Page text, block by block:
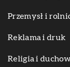
Przemysł i
Reklama i druk
Religia i